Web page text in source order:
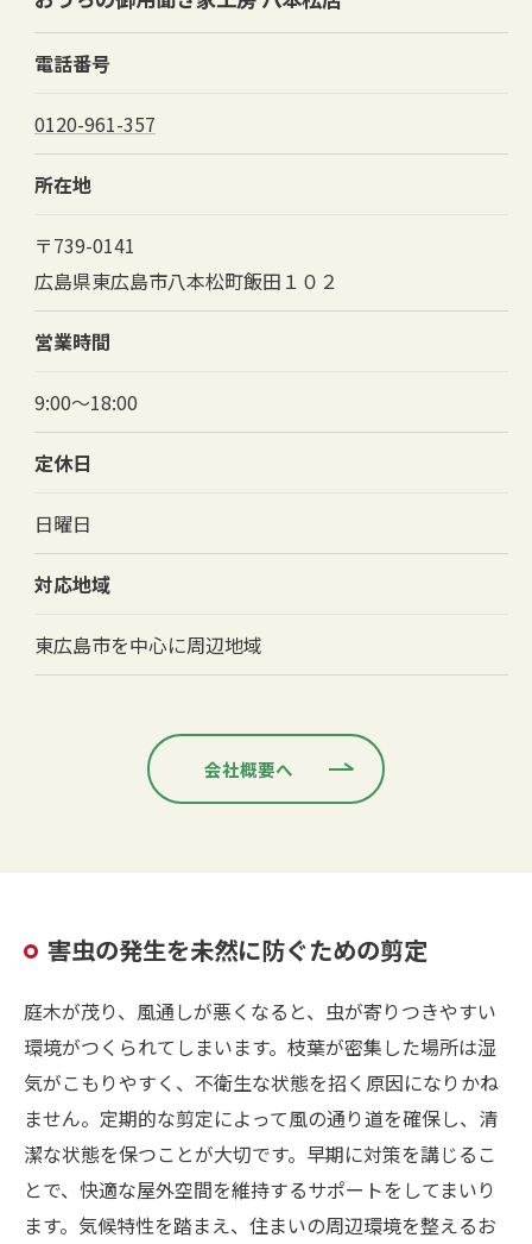
電話番号
0120-961-357
所在地
〒739-0141
広島県東広島市八本松町飯田１０２
営業時間
9:00～18:00
定休日
日曜日
対応地域
東広島市を中心に周辺地域
会社概要へ
害虫の発生を未然に防ぐための剪定
庭木が茂り、風通しが悪くなると、虫が寄りつきやすい
環境がつくられてしまいます。枝葉が密集した場所は湿
気がこもりやすく、不衛生な状態を招く原因になりかね
ません。定期的な剪定によって風の通り道を確保し、清
潔な状態を保つことが大切です。早期に対策を講じるこ
とで、快適な屋外空間を維持するサポートをしてまいり
ます。気候特性を踏まえ、住まいの周辺環境を整えるお
お問い合わせはこちら